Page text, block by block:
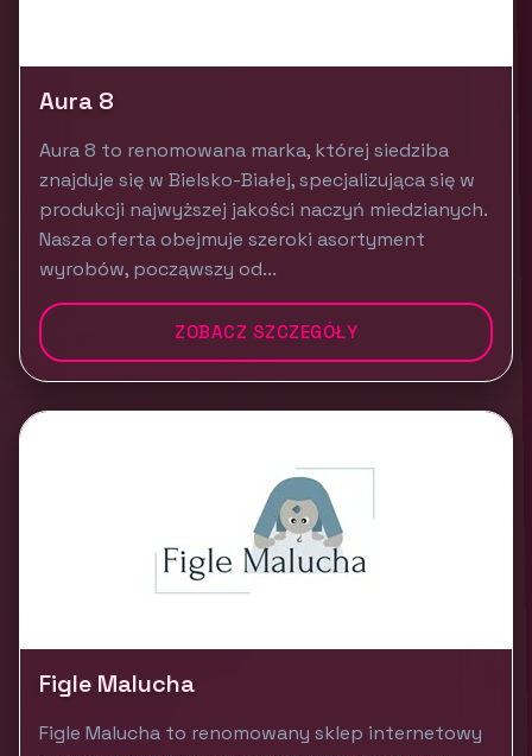
Aura 8
Aura 8 to renomowana marka, której siedziba
znajduje się w Bielsko-Białej, specjalizująca się w
produkcji najwyższej jakości naczyń miedzianych.
Nasza oferta obejmuje szeroki asortyment
wyrobów, począwszy od...
ZOBACZ SZCZEGÓŁY
Figle Malucha
Figle Malucha to renomowany sklep internetowy